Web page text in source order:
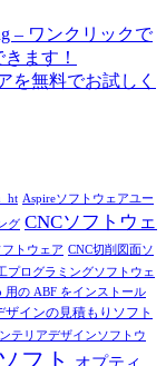
– ワンクリックで
ます！
を無料でお試しく
Aspireソフトウェアユー
グ CNCソフトウェ
トウェア CNC切削図面ソ
プログラミングソフトウェ
用の ABF をインストール
ザインの見積もりソフト
テリアデザインソフトウ